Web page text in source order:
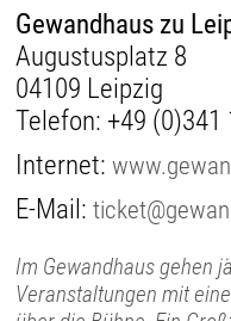
Gewandhaus zu
Augustusplatz 8
04109 Leipzig
Telefon: +49 (0)341
Internet:
E-Mail:
Im Gewandhaus gehen
Veranstaltungen mit